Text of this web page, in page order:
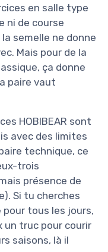
en salle type
ni de course
semelle ne donne
Mais pour de la
ça donne
paire vaut
HOBIBEAR sont
avec des limites
technique, ce
trois
présence de
Si tu cherches
tous les jours,
un truc pour courir
saisons, là il